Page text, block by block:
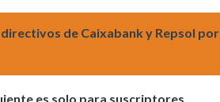
de Caixabank y Repsol por
es solo para suscriptores.